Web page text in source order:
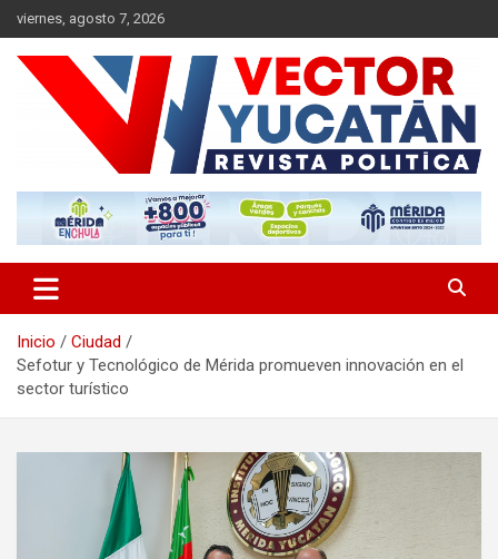
Saltar
al
contenido
viernes, agosto 7, 2026
Vector Yucatán
Inicio
Ciudad
Sefotur y Tecnológico de Mérida promueven innovación en el
sector turístico